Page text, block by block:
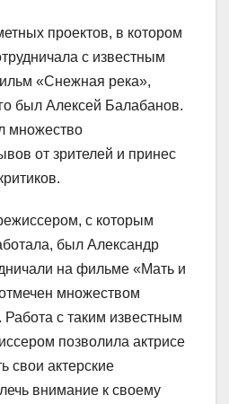
проектов, в котором
с известным
«Снежная река»,
был Алексей Балабанов.
множество
от зрителей и принес
с которым
был Александр
на фильме «Мать и
множеством
с таким известным
позволила актрисе
свои актерские
внимание к своему